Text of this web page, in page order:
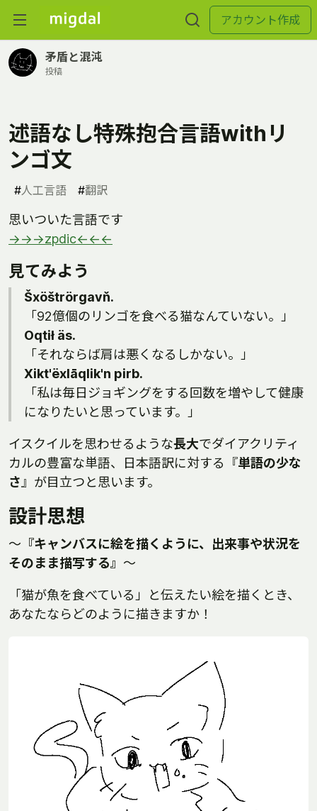
アカウント作成
矛盾と混沌
投稿
述語なし特殊抱合言語withリ
ンゴ文
#人工言語 #翻訳
思いついた言語です
→→→zpdic←←←
見てみよう
Šxöštrörgavň.
「92億個のリンゴを食べる猫なんていない。」
Oqtił äs.
「それならば肩は悪くなるしかない。」
Xikt'ëxlāqlik'n pirb.
「私は毎日ジョギングをする回数を増やして健康
になりたいと思っています。」
イスクイルを思わせるような長大でダイアクリティ
カルの豊富な単語、日本語訳に対する『単語の少な
さ 』が目立つと思います。
設計思想
～ 『キャンバスに絵を描くように、出来事や状況を
そのまま描写する』 ～
「猫が魚を食べている」と伝えたい絵を描くとき、
あなたならどのように描きますか！